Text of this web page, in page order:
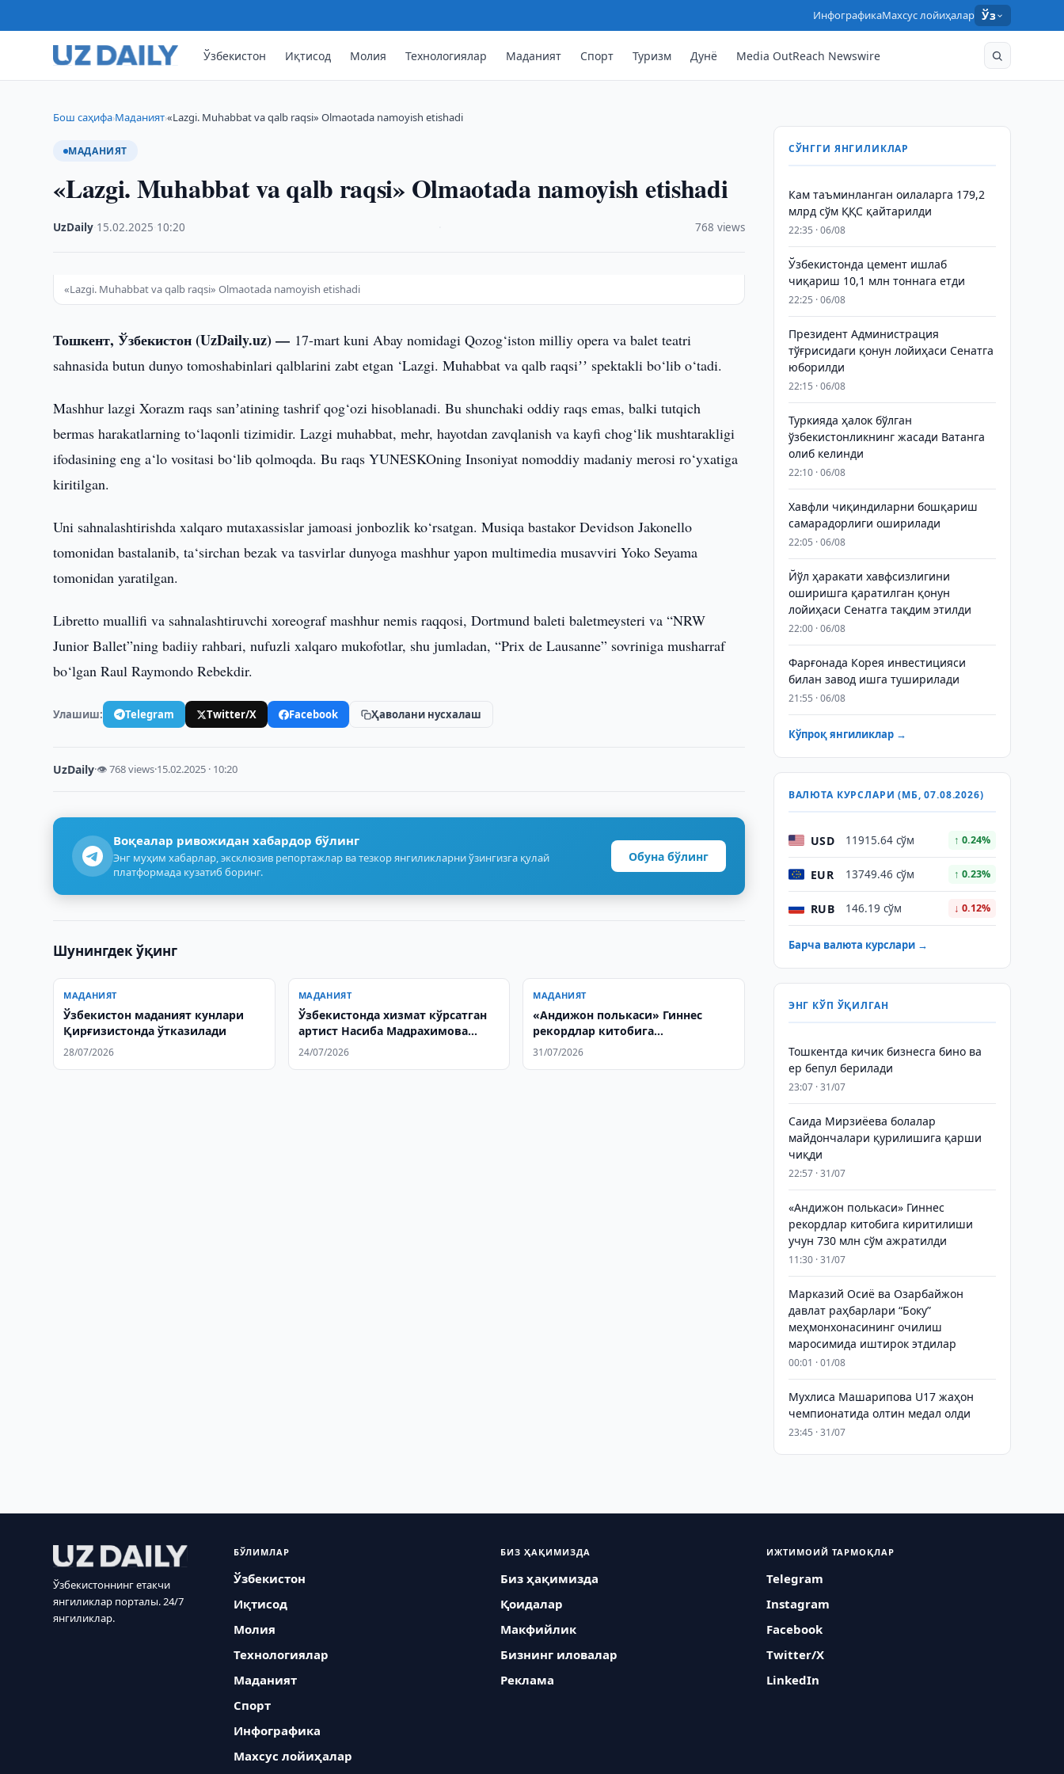
ИнфографикаМахсус лойиҳалар Ўз
Ўзбекистон Иқтисод Молия Технологиялар Маданият Спорт Туризм Дунё Media OutReach Newswire
Бош саҳифа›Маданият›«Lazgi. Muhabbat va qalb raqsi» Olmaotada namoyish etishadi
МАДАНИЯТ
«Lazgi. Muhabbat va qalb raqsi» Olmaotada namoyish etishadi
UzDaily 15.02.2025 10:20 768 views
«Lazgi. Muhabbat va qalb raqsi» Olmaotada namoyish etishadi
Тошкент, Ўзбекистон (UzDaily.uz) — 17-mart kuni Abay nomidagi Qozog‘iston milliy opera va balet teatri
sahnasida butun dunyo tomoshabinlari qalblarini zabt etgan ‘Lazgi. Muhabbat va qalb raqsiʼʼ spektakli bo‘lib o‘tadi.
Mashhur lazgi Xorazm raqs sanʼatining tashrif qog‘ozi hisoblanadi. Bu shunchaki oddiy raqs emas, balki tutqich
bermas harakatlarning to‘laqonli tizimidir. Lazgi muhabbat, mehr, hayotdan zavqlanish va kayfi chog‘lik mushtarakligi
ifodasining eng a‘lo vositasi bo‘lib qolmoqda. Bu raqs YUNESKOning Insoniyat nomoddiy madaniy merosi ro‘yxatiga
kiritilgan.
Uni sahnalashtirishda xalqaro mutaxassislar jamoasi jonbozlik ko‘rsatgan. Musiqa bastakor Devidson Jakonello
tomonidan bastalanib, ta‘sirchan bezak va tasvirlar dunyoga mashhur yapon multimedia musavviri Yoko Seyama
tomonidan yaratilgan.
Libretto muallifi va sahnalashtiruvchi xoreograf mashhur nemis raqqosi, Dortmund baleti baletmeysteri va “NRW
Junior Ballet”ning badiiy rahbari, nufuzli xalqaro mukofotlar, shu jumladan, “Prix de Lausanne” sovriniga musharraf
bo‘lgan Raul Raymondo Rebekdir.
Улашиш: Telegram Twitter/X Facebook Ҳаволани нусхалаш
UzDaily·👁 768 views·15.02.2025 · 10:20
Воқеалар ривожидан хабардор бўлинг
Энг муҳим хабарлар, эксклюзив репортажлар ва тезкор янгиликларни ўзингизга қулай
платформада кузатиб боринг.
Обуна бўлинг
Шунингдек ўқинг
МАДАНИЯТ
Ўзбекистон маданият кунлари
Қирғизистонда ўтказилади
28/07/2026
МАДАНИЯТ
Ўзбекистонда хизмат кўрсатган
артист Насиба Мадрахимова
вафот этди
24/07/2026
МАДАНИЯТ
«Андижон полькаси» Гиннес
рекордлар китобига
киритилиши учун 730 млн сўм
31/07/2026
СЎНГГИ ЯНГИЛИКЛАР
Кам таъминланган оилаларга 179,2
млрд сўм ҚҚС қайтарилди
22:35 · 06/08
Ўзбекистонда цемент ишлаб
чиқариш 10,1 млн тоннага етди
22:25 · 06/08
Президент Администрация
тўғрисидаги қонун лойиҳаси Сенатга
юборилди
22:15 · 06/08
Туркияда ҳалок бўлган
ўзбекистонликнинг жасади Ватанга
олиб келинди
22:10 · 06/08
Хавфли чиқиндиларни бошқариш
самарадорлиги оширилади
22:05 · 06/08
Йўл ҳаракати хавфсизлигини
оширишга қаратилган қонун
лойиҳаси Сенатга тақдим этилди
22:00 · 06/08
Фарғонада Корея инвестицияси
билан завод ишга туширилади
21:55 · 06/08
Кўпроқ янгиликлар →
ВАЛЮТА КУРСЛАРИ (МБ, 07.08.2026)
USD 11915.64 сўм ↑ 0.24%
EUR 13749.46 сўм ↑ 0.23%
RUB 146.19 сўм ↓ 0.12%
Барча валюта курслари →
ЭНГ КЎП ЎҚИЛГАН
Тошкентда кичик бизнесга бино ва
ер бепул берилади
23:07 · 31/07
Саида Мирзиёева болалар
майдончалари қурилишига қарши
чиқди
22:57 · 31/07
«Андижон полькаси» Гиннес
рекордлар китобига киритилиши
учун 730 млн сўм ажратилди
11:30 · 31/07
Марказий Осиё ва Озарбайжон
давлат раҳбарлари “Боку”
меҳмонхонасининг очилиш
маросимида иштирок этдилар
00:01 · 01/08
Мухлиса Машарипова U17 жаҳон
чемпионатида олтин медал олди
23:45 · 31/07
Ўзбекистоннинг етакчи
янгиликлар порталы. 24/7
янгиликлар.
БЎЛИМЛАР
Ўзбекистон
Иқтисод
Молия
Технологиялар
Маданият
Спорт
Инфографика
Махсус лойиҳалар
БИЗ ҲАҚИМИЗДА
Биз ҳақимизда
Қоидалар
Макфийлик
Бизнинг иловалар
Реклама
ИЖТИМОИЙ ТАРМОҚЛАР
Telegram
Instagram
Facebook
Twitter/X
LinkedIn